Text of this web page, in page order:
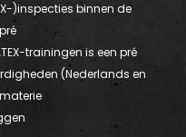
)inspecties binnen de
trainingen is een pré
(Nederlands en